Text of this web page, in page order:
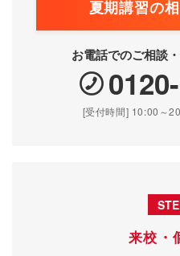
夏期講習の
お電話でのご相談
[受付時間] 10:00～
来校・